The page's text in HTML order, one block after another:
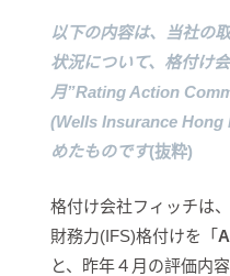
以下の内容は、当社の
状況について、格付け
月”Rating Action
(Wells Insurance Hong
めたものです(抜粋)
格付け会社フィッチは
財務力(IFS)格付けを「
と、昨年４月の評価内